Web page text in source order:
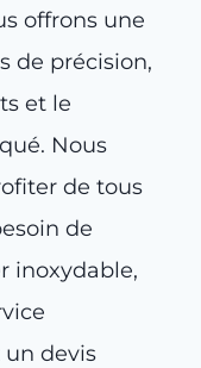
offrons une
de précision,
et le
Nous
de tous
de
inoxydable,
un devis